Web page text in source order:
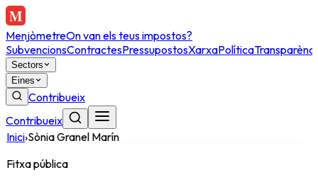
MenjòmetreOn van els teus impostos?
SubvencionsContractesPressupostosXarxaPolítica
Sectors
Eines
Contribueix
Contribueix
Inici›Sònia Granel Marín
Fitxa pública